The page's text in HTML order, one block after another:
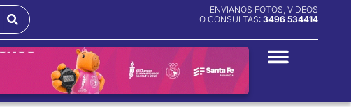
ENVIANOS FOTOS, VIDEOS
O CONSULTAS: 3496 534414